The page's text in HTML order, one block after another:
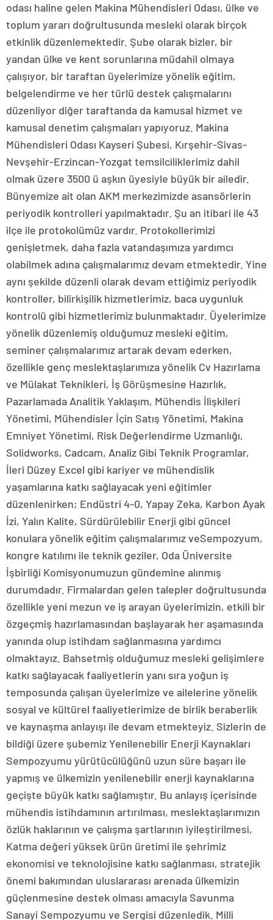
odası haline gelen Makina Mühendisleri Odası, ülke ve
toplum yararı doğrultusunda mesleki olarak birçok
etkinlik düzenlemektedir. Şube olarak bizler, bir
yandan ülke ve kent sorunlarına müdahil olmaya
çalışıyor, bir taraftan üyelerimize yönelik eğitim,
belgelendirme ve her türlü destek çalışmalarını
düzenliyor diğer taraftanda da kamusal hizmet ve
kamusal denetim çalışmaları yapıyoruz. Makina
Mühendisleri Odası Kayseri Şubesi, Kırşehir-Sivas-
Nevşehir-Erzincan-Yozgat temsilciliklerimiz dahil
olmak üzere 3500 ü aşkın üyesiyle büyük bir ailedir.
Bünyemize ait olan AKM merkezimizde asansörlerin
periyodik kontrolleri yapılmaktadır. Şu an itibari ile 43
ilçe ile protokolümüz vardır. Protokollerimizi
genişletmek, daha fazla vatandaşımıza yardımcı
olabilmek adına çalışmalarımız devam etmektedir. Yine
aynı şekilde düzenli olarak devam ettiğimiz periyodik
kontroller, bilirkişilik hizmetlerimiz, baca uygunluk
kontrolü gibi hizmetlerimiz bulunmaktadır. Üyelerimize
yönelik düzenlemiş olduğumuz mesleki eğitim,
seminer çalışmalarımız artarak devam ederken,
özellikle genç meslektaşlarımıza yönelik Cv Hazırlama
ve Mülakat Teknikleri, İş Görüşmesine Hazırlık,
Pazarlamada Analitik Yaklaşım, Mühendis İlişkileri
Yönetimi, Mühendisler İçin Satış Yönetimi, Makina
Emniyet Yönetimi, Risk Değerlendirme Uzmanlığı,
Solidworks, Cadcam, Analiz Gibi Teknik Programlar,
İleri Düzey Excel gibi kariyer ve mühendislik
yaşamlarına katkı sağlayacak yeni eğitimler
düzenlenirken; Endüstri 4-0, Yapay Zeka, Karbon Ayak
İzi, Yalın Kalite, Sürdürülebilir Enerji gibi güncel
konulara yönelik eğitim çalışmalarımız veSempozyum,
kongre katılımı ile teknik geziler, Oda Üniversite
İşbirliği Komisyonumuzun gündemine alınmış
durumdadır. Firmalardan gelen talepler doğrultusunda
özellikle yeni mezun ve iş arayan üyelerimizin, etkili bir
özgeçmiş hazırlamasından başlayarak her aşamasında
yanında olup istihdam sağlanmasına yardımcı
olmaktayız. Bahsetmiş olduğumuz mesleki gelişimlere
katkı sağlayacak faaliyetlerin yanı sıra yoğun iş
temposunda çalışan üyelerimize ve ailelerine yönelik
sosyal ve kültürel faaliyetlerimize de birlik beraberlik
ve kaynaşma anlayışı ile devam etmekteyiz. Sizlerin de
bildiği üzere şubemiz Yenilenebilir Enerji Kaynakları
Sempozyumu yürütücülüğünü uzun süre başarı ile
yapmış ve ülkemizin yenilenebilir enerji kaynaklarına
geçişte büyük katkı sağlamıştır. Bu anlayış içerisinde
mühendis istihdamının artırılması, meslektaşlarımızın
özlük haklarının ve çalışma şartlarının iyileştirilmesi,
Katma değeri yüksek ürün üretimi ile şehrimiz
ekonomisi ve teknolojisine katkı sağlanması, stratejik
önemi bakımından uluslararası arenada ülkemizin
güçlenmesine destek olması amacıyla Savunma
Sanayi Sempozyumu ve Sergisi düzenledik. Milli